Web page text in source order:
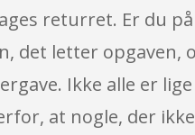
returret. Er du
det letter opgaven,
Ikke alle er
at nogle, der